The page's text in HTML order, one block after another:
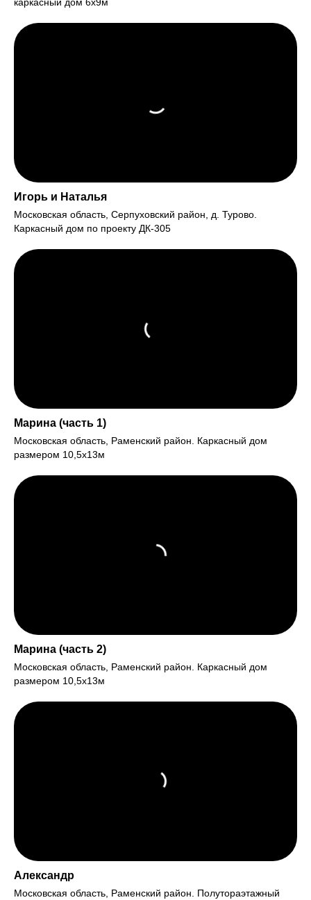
каркасный дом 6х9м
Игорь и Наталья
Московская область, Серпуховский район, д. Турово.
Каркасный дом по проекту ДК-305
Марина (часть 1)
Московская область, Раменский район. Каркасный дом
размером 10,5х13м
Марина (часть 2)
Московская область, Раменский район. Каркасный дом
размером 10,5х13м
Александр
Московская область, Раменский район. Полутораэтажный